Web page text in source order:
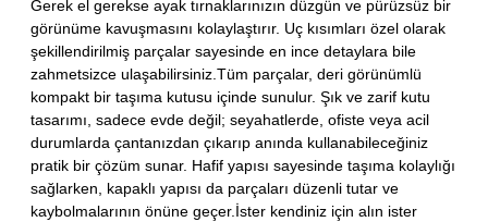
Gerek el gerekse ayak tırnaklarınızın düzgün ve pürüzsüz bir
görünüme kavuşmasını kolaylaştırır. Uç kısımları özel olarak
şekillendirilmiş parçalar sayesinde en ince detaylara bile
zahmetsizce ulaşabilirsiniz.Tüm parçalar, deri görünümlü
kompakt bir taşıma kutusu içinde sunulur. Şık ve zarif kutu
tasarımı, sadece evde değil; seyahatlerde, ofiste veya acil
durumlarda çantanızdan çıkarıp anında kullanabileceğiniz
pratik bir çözüm sunar. Hafif yapısı sayesinde taşıma kolaylığı
sağlarken, kapaklı yapısı da parçaları düzenli tutar ve
kaybolmalarının önüne geçer.İster kendiniz için alın ister